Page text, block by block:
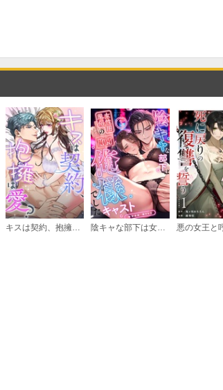
キスは契約、抱擁は愛？ 陰キャな部下は女性用風俗のNo.1俺様キャストでした